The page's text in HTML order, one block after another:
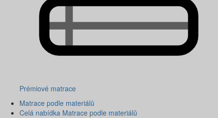
Prémiové matrace
Matrace podle materiálů
Celá nabídka Matrace podle materiálů